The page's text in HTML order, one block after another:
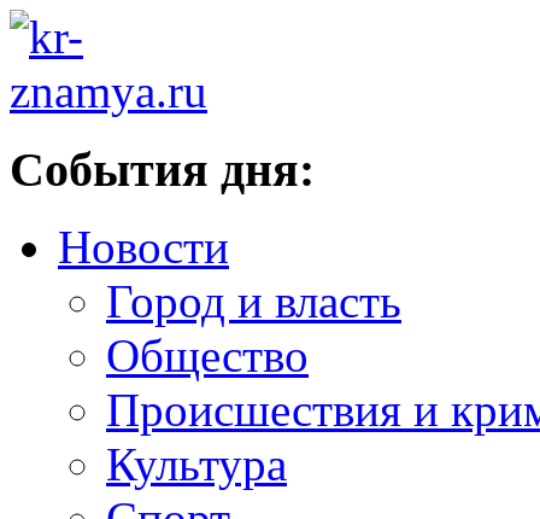
События дня:
Новости
Город и власть
Общество
Происшествия и
Культура